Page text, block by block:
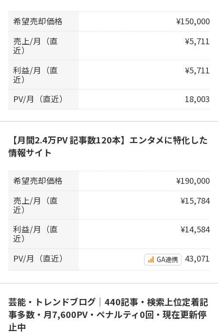
希望売却価格
¥150,000
売上/月（直
近）
¥5,711
利益/月（直
近）
¥5,711
PV/月（直近） 18,003
【月間2.4万PV 記事数120本】エンタメに特化した
情報サイト
希望売却価格
¥190,000
売上/月（直
近）
¥15,784
利益/月（直
近）
¥14,584
PV/月（直近） GA連携 43,071
芸能・トレンドブログ｜440記事・検索上位定着記
事多数・月7,600PV・ペナルティ0回・現在更新停
止中